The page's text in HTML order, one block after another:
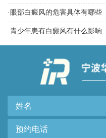
· 眼部白癜风的危害具体有哪些
·青少年患有白癜风有什么影响